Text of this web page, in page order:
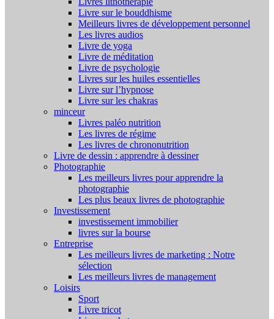
Livre sur le bouddhisme
Meilleurs livres de développement personnel
Les livres audios
Livre de yoga
Livre de méditation
Livre de psychologie
Livres sur les huiles essentielles
Livre sur l’hypnose
Livre sur les chakras
minceur
Livres paléo nutrition
Les livres de régime
Les livres de chrononutrition
Livre de dessin : apprendre à dessiner
Photographie
Les meilleurs livres pour apprendre la
photographie
Les plus beaux livres de photographie
Investissement
investissement immobilier
livres sur la bourse
Entreprise
Les meilleurs livres de marketing : Notre
sélection
Les meilleurs livres de management
Loisirs
Sport
Livre tricot